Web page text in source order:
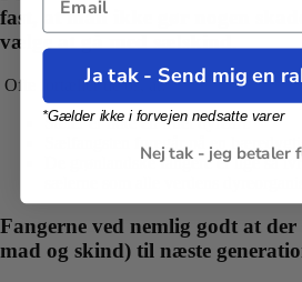
fast, at man ikke gør nogen
vælge at gå med sælskind.
Ofte fortæller de os, at:
Sæler er ikke en truet dyreart.
Sælfangsten foregår på en
De grønlandske fangere er lige så
Fangerne ved nemlig godt at
mad og skind) til næste
Ja tak - Send mig en
*Gælder ikke i forvejen nedsatte varer
Nej tak - jeg betaler